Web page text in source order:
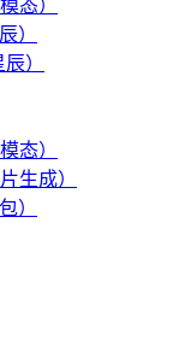
态）
）
）
态）
生成）
）